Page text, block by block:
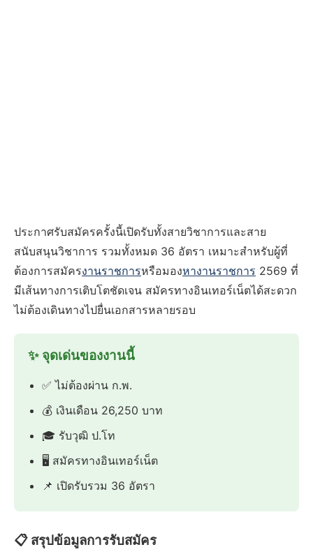
ประกาศรับสมัครครั้งนี้เปิดรับทั้งสายวิชาการและสาย
สนับสนุนวิชาการ รวมทั้งหมด 36 อัตรา เหมาะสำหรับผู้ที่
ต้องการสมัครงานราชการหรือมองหางานราชการ 2569 ที่
มีเส้นทางการเติบโตชัดเจน สมัครทางอินเทอร์เน็ตได้สะดวก
ไม่ต้องเดินทางไปยื่นเอกสารหลายรอบ
✨ จุดเด่นของงานนี้
✅ ไม่ต้องผ่าน ก.พ.
💰 เงินเดือน 26,250 บาท
🎓 รับวุฒิ ป.โท
🖥️ สมัครทางอินเทอร์เน็ต
📌 เปิดรับรวม 36 อัตรา
📋 สรุปข้อมูลการรับสมัคร